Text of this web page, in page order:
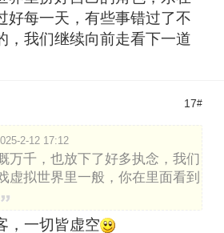
好每一天，有些事错过了不
，我们继续向前走看下一道
17#
2-12 17:12
万千，也放下了好多执念，我们
虚拟世界里一般，你在里面看到
，一切皆虚空